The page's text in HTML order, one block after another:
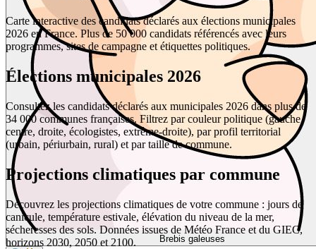
Brebis galeuses
Carte interactive des candidats déclarés aux élections municipales
2026 en France. Plus de 50 000 candidats référencés avec leurs
programmes, sites de campagne et étiquettes politiques.
Élections municipales 2026
Consultez les candidats déclarés aux municipales 2026 dans plus de
34 000 communes françaises. Filtrez par couleur politique (gauche,
centre, droite, écologistes, extrême-droite), par profil territorial
(urbain, périurbain, rural) et par taille de commune.
Projections climatiques par commune
Découvrez les projections climatiques de votre commune : jours de
canicule, température estivale, élévation du niveau de la mer,
sécheresses des sols. Données issues de Météo France et du GIEC,
horizons 2030, 2050 et 2100.